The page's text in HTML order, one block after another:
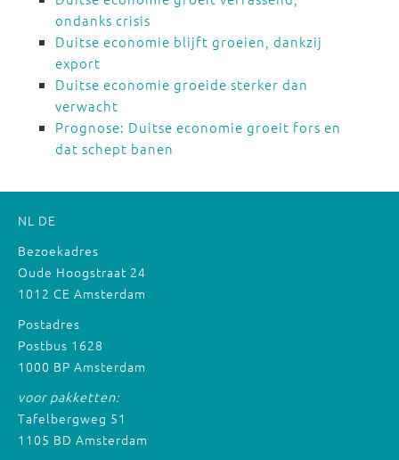
ondanks crisis
Duitse economie blijft groeien, dankzij
export
Duitse economie groeide sterker dan
verwacht
Prognose: Duitse economie groeit fors en
dat schept banen
NL DE
Bezoekadres
Oude Hoogstraat 24
1012 CE Amsterdam
Postadres
Postbus 1628
1000 BP Amsterdam
voor pakketten:
Tafelbergweg 51
1105 BD Amsterdam